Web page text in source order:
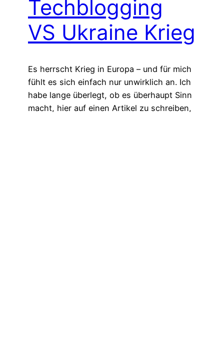
Techblogging
VS Ukraine Krieg
Es herrscht Krieg in Europa – und für mich
fühlt es sich einfach nur unwirklich an. Ich
habe lange überlegt, ob es überhaupt Sinn
macht, hier auf einen Artikel zu schreiben,